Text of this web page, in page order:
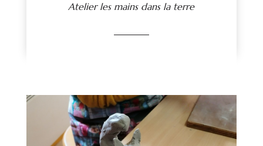
Atelier les mains dans la terre